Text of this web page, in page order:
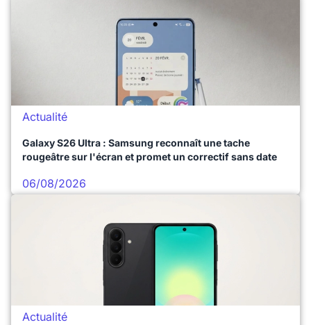
Actualité
Galaxy S26 Ultra : Samsung reconnaît une tache
rougeâtre sur l'écran et promet un correctif sans date
06/08/2026
Actualité